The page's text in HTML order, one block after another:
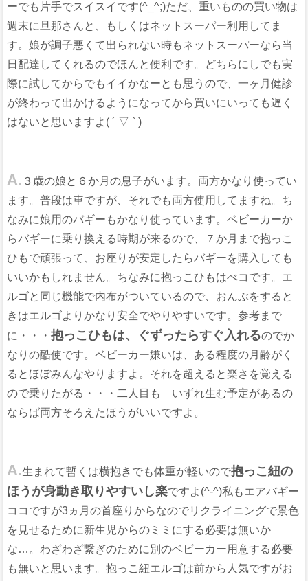
ーでも片手でスイスイです(^_^;)ただ、重いものの買い物は
週末に旦那さんと、もしくはネットスーパー利用してま
す。娘が調子悪くて出られない時もネットスーパーなら当
日配達してくれるのでほんと便利です。どちらにしでも実
際に試してからでもイイかなーとも思うので、一ヶ月健診
が終わって出かけるようになってから買いにいっても遅く
はないと思いますよ( ´ ▽ ` )
A. ３歳の娘と６か月の息子がいます。両方かなり使ってい
ます。普段は車ですが、それでも両方使用してますね。ち
なみに娘用のバギーもかなり使っています。ベビーカーか
らバギーに乗り換える時期が来るので、７か月まで抱っこ
ひもで頑張って、お座りが安定したらバギーを購入しても
いいかもしれません。ちなみに抱っこひもはべコです。エ
ルゴと同じ機能で内布がついているので、おんぶをすると
きはエルゴよりかなり安全でやりやすいです。参考まで
に・・・ 抱っこひもは、ぐずったらすぐ入れるのでか
なりの酷使です。ベビーカー嫌いは、ある程度の月齢がく
るとほぼみんなやりますよ。それを超えると楽さを覚える
ので乗りたがる・・・二人目も いずれ生む予定があるの
ならば両方そろえたほうがいいですよ。
A.生まれて暫くは横抱きでも体重が軽いので抱っこ紐の
ほうが身動き取りやすいし楽ですよ(^-^)私もエアバギー
ココですが3ヵ月の首座りからなのでリクライニングで景色
を見せるために新生児からのミミにする必要は無いか
な…。わざわざ繋ぎのために別のベビーカー用意する必要
も無いと思います。抱っこ紐エルゴは前から人気ですがお